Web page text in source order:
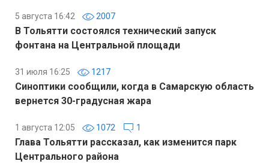
5 августа 16:42 2007
В Тольятти состоялся технический запуск
фонтана на Центральной площади
31 июля 16:25 1217
Синоптики сообщили, когда в Самарскую область
вернется 30-градусная жара
1 августа 12:05 1072 1
Глава Тольятти рассказал, как изменится парк
Центрального района